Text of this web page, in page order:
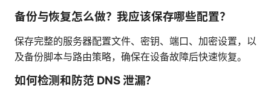
备份与恢复怎么做？我应该保存哪些配置？
保存完整的服务器配置文件、密钥、端口、加密设置，以
及备份脚本与路由策略，确保在设备故障后快速恢复。
如何检测和防范 DNS 泄漏？